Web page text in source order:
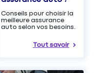
Conseils pour choisir la
meilleure assurance
auto selon vos besoins.
Tout savoir